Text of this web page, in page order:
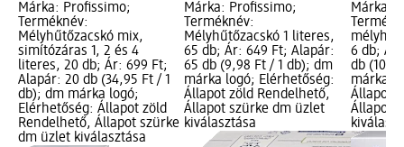
Márka: Profissimo;
Terméknév:
Mélyhűtőzacskó mix,
simítózáras 1, 2 és 4
literes, 20 db; Ár: 699 Ft;
Alapár: 20 db (34,95 Ft / 1
db); dm márka logó;
Elérhetőség: Állapot zöld
Rendelhető, Állapot szürke
dm üzlet kiválasztása
Márka: Profissimo;
Terméknév:
Mélyhűtőzacskó 1 literes,
65 db; Ár: 649 Ft; Alapár:
65 db (9,98 Ft / 1 db); dm
márka logó; Elérhetőség:
Állapot zöld Rendelhető,
Állapot szürke dm üzlet
kiválasztása
Márka:
6 db;
db
márka
Állapot
Állapot